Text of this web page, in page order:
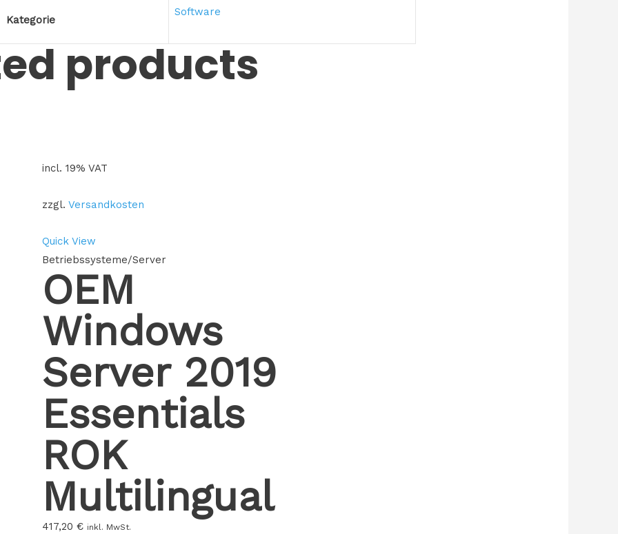
Kategorie
Software
products
incl. 19% VAT
zzgl. Versandkosten
Quick View
Betriebssysteme/Server
OEM
Windows
Server 2019
Essentials
ROK
Multilingual
417,20 € inkl. MwSt.